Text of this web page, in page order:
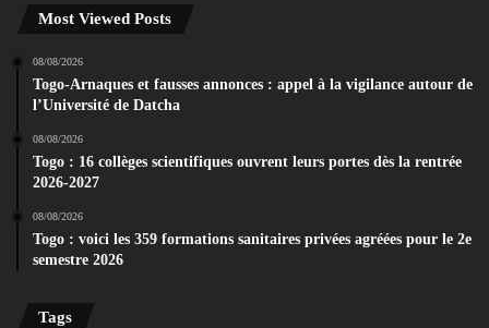
Most Viewed Posts
08/08/2026
Togo-Arnaques et fausses annonces : appel à la vigilance autour de
l’Université de Datcha
08/08/2026
Togo : 16 collèges scientifiques ouvrent leurs portes dès la rentrée
2026-2027
08/08/2026
Togo : voici les 359 formations sanitaires privées agréées pour le 2e
semestre 2026
Tags